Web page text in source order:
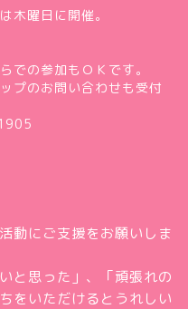
木曜日に開催。
での参加もＯＫです。
プのお問い合わせも受付
動にご支援をお願いしま
と思った」、「頑張れの
をいただけるとうれしい